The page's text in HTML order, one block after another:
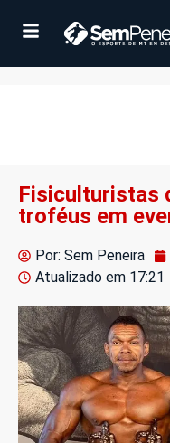
Fisiculturistas
troféus em
Por: Sem Peneira
Atualizado em 17:21